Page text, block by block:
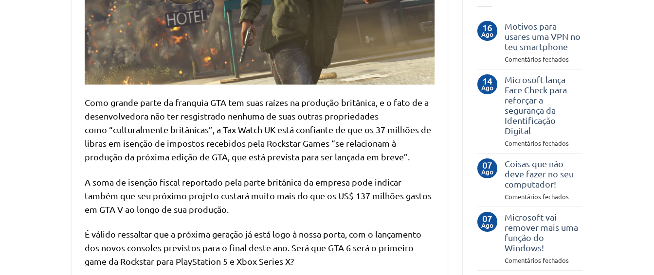
Como grande parte da franquia GTA tem suas raízes na produção britânica, e o fato de a
desenvolvedora não ter resgistrado nenhuma de suas outras propriedades
como “culturalmente britânicas”, a Tax Watch UK está confiante de que os 37 milhões de
libras em isenção de impostos recebidos pela Rockstar Games “se relacionam à
produção da próxima edição de GTA, que está prevista para ser lançada em breve”.
A soma de isenção fiscal reportado pela parte britânica da empresa pode indicar
também que seu próximo projeto custará muito mais do que os US$ 137 milhões gastos
em GTA V ao longo de sua produção.
É válido ressaltar que a próxima geração já está logo à nossa porta, com o lançamento
dos novos consoles previstos para o final deste ano. Será que GTA 6 será o primeiro
game da Rockstar para PlayStation 5 e Xbox Series X?
16
Ago
Motivos para
usares uma VPN no
teu smartphone
Comentários fechadosem
14
Ago
Microsoft lança
Face Check para
reforçar a
segurança da
Identificação
Digital
Comentários fechadosem
Face
reforçar
da
07
Ago
Coisas que não
deve fazer no seu
computador!
Comentários fechadosem
não
seu
07
Ago
Microsoft vai
remover mais uma
função do
Windows!
Comentários fechadosem